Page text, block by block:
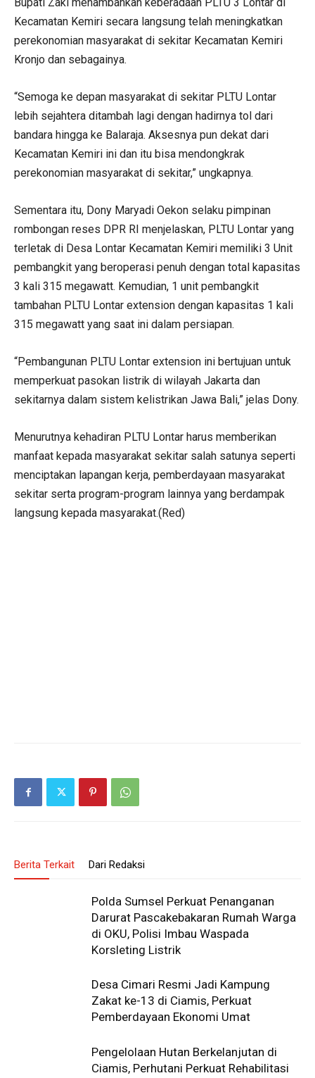
Bupati Zaki menambahkan keberadaan PLTU 3 Lontar di
Kecamatan Kemiri secara langsung telah meningkatkan
perekonomian masyarakat di sekitar Kecamatan Kemiri
Kronjo dan sebagainya.
“Semoga ke depan masyarakat di sekitar PLTU Lontar
lebih sejahtera ditambah lagi dengan hadirnya tol dari
bandara hingga ke Balaraja. Aksesnya pun dekat dari
Kecamatan Kemiri ini dan itu bisa mendongkrak
perekonomian masyarakat di sekitar,” ungkapnya.
Sementara itu, Dony Maryadi Oekon selaku pimpinan
rombongan reses DPR RI menjelaskan, PLTU Lontar yang
terletak di Desa Lontar Kecamatan Kemiri memiliki 3 Unit
pembangkit yang beroperasi penuh dengan total kapasitas
3 kali 315 megawatt. Kemudian, 1 unit pembangkit
tambahan PLTU Lontar extension dengan kapasitas 1 kali
315 megawatt yang saat ini dalam persiapan.
“Pembangunan PLTU Lontar extension ini bertujuan untuk
memperkuat pasokan listrik di wilayah Jakarta dan
sekitarnya dalam sistem kelistrikan Jawa Bali,” jelas Dony.
Menurutnya kehadiran PLTU Lontar harus memberikan
manfaat kepada masyarakat sekitar salah satunya seperti
menciptakan lapangan kerja, pemberdayaan masyarakat
sekitar serta program-program lainnya yang berdampak
langsung kepada masyarakat.(Red)
Berita Terkait Dari Redaksi
Polda Sumsel Perkuat Penanganan
Darurat Pascakebakaran Rumah Warga
di OKU, Polisi Imbau Waspada
Korsleting Listrik
Desa Cimari Resmi Jadi Kampung
Zakat ke-13 di Ciamis, Perkuat
Pemberdayaan Ekonomi Umat
Pengelolaan Hutan Berkelanjutan di
Ciamis, Perhutani Perkuat Rehabilitasi